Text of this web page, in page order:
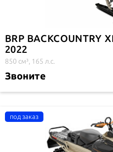
BRP BACKCOUNTRY
2022
850 см³, 165 л.с.
Звоните